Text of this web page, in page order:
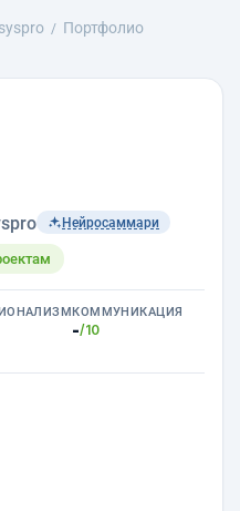
Портфолио
Нейросаммари
КОММУНИКАЦИЯ
-/10